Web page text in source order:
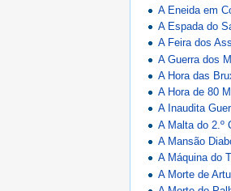
A Eneida em
A Espada do
A Feira dos
A Guerra dos
A Hora das
A Hora de 80
A Inaudita
A Malta do 2.º
A Mansão
A Máquina do
A Morte de